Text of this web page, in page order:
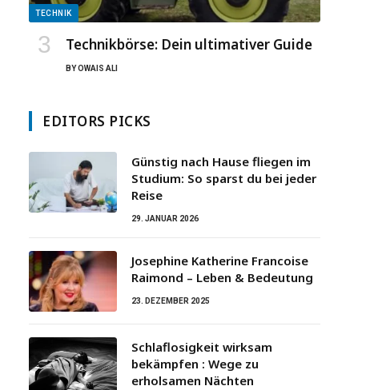
TECHNIK
Technikbörse: Dein ultimativer Guide
BYOWAIS ALI
EDITORS PICKS
Günstig nach Hause fliegen im
Studium: So sparst du bei jeder
Reise
29. JANUAR 2026
Josephine Katherine Francoise
Raimond – Leben & Bedeutung
23. DEZEMBER 2025
Schlaflosigkeit wirksam
bekämpfen : Wege zu
erholsamen Nächten